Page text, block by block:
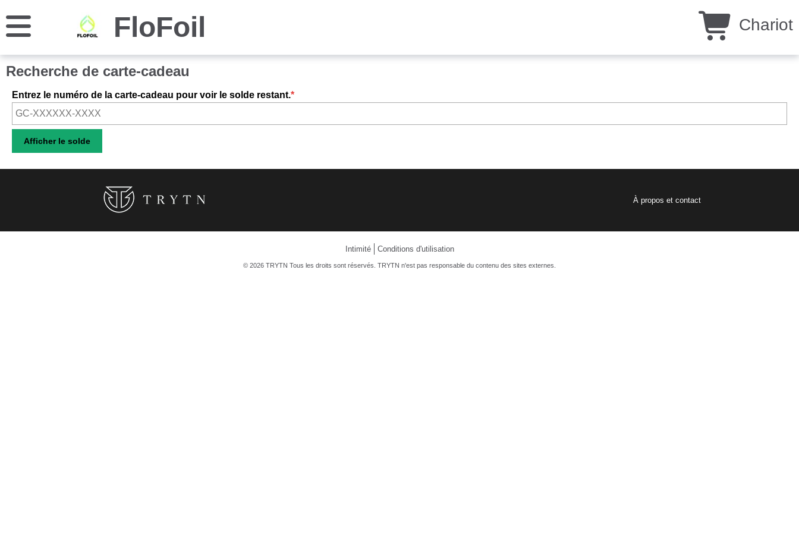
FloFoil Chariot
Recherche de carte-cadeau
Entrez le numéro de la carte-cadeau pour voir le solde restant.
À propos et contact
Intimité Conditions d'utilisation
© 2026 TRYTN Tous les droits sont réservés. TRYTN n'est pas responsable du contenu des sites externes.